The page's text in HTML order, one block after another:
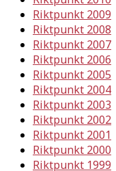
Riktpunkt 2009
Riktpunkt 2008
Riktpunkt 2007
Riktpunkt 2006
Riktpunkt 2005
Riktpunkt 2004
Riktpunkt 2003
Riktpunkt 2002
Riktpunkt 2001
Riktpunkt 2000
Riktpunkt 1999